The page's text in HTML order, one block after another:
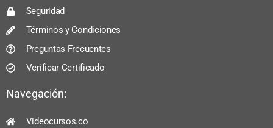
Seguridad
Términos y Condiciones
Preguntas Frecuentes
Verificar Certificado
Navegación:
Videocursos.co